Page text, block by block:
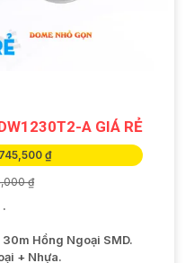
A GIÁ RẺ
₫
₫
.
Hồng Ngoại SMD.
+ Nhựa.